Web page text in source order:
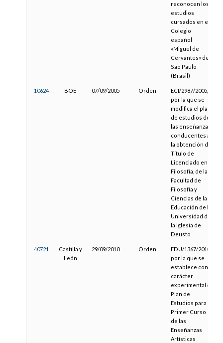
reconocen los
estudios
cursados en el
Colegio
español
«Miguel de
Cervantes» de
Sao Paulo
(Brasil)
10624 BOE 07/09/2005 Orden
ECI/2987/2005,
por la que se
modifica el plan
de estudios de
las enseñanzas
conducentes a
la obtención del
Título de
Licenciado en
Filosofía, de la
Facultad de
Filosofía y
Ciencias de la
Educación de la
Universidad de
la Iglesia de
Deusto
40721
Castilla y
León
29/09/2010 Orden
EDU/1367/2010,
por la que se
establece con
carácter
experimental el
Plan de
Estudios para el
Primer Curso
de las
Enseñanzas
Artísticas